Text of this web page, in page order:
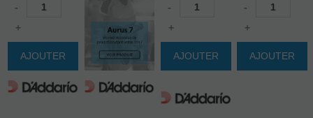
-
+
AJOUTER
-
+
AJOUTER
-
+
AJOUTER